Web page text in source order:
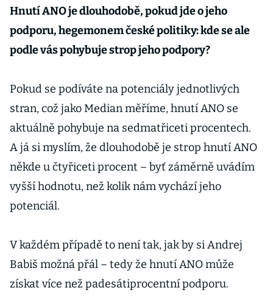
Hnutí ANO je dlouhodobě, pokud jde o jeho
podporu, hegemonem české politiky: kde se ale
podle vás pohybuje strop jeho podpory?
Pokud se podíváte na potenciály jednotlivých
stran, což jako Median měříme, hnutí ANO se
aktuálně pohybuje na sedmatřiceti procentech.
A já si myslím, že dlouhodobě je strop hnutí ANO
někde u čtyřiceti procent – byť záměrně uvádím
vyšší hodnotu, než kolik nám vychází jeho
potenciál.
V každém případě to není tak, jak by si Andrej
Babiš možná přál – tedy že hnutí ANO může
získat více než padesátiprocentní podporu.